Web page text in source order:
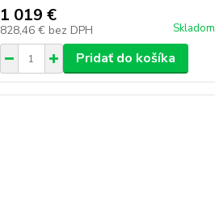
1 019 €
828,46 € bez DPH Skladom
Pridať do košíka